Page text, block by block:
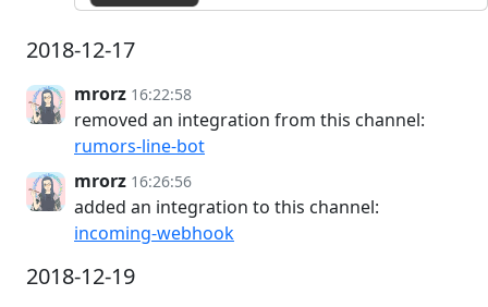
2018-12-17
mrorz 16:22:58
removed an integration from this channel:
rumors-line-bot
mrorz 16:26:56
added an integration to this channel:
incoming-webhook
2018-12-19